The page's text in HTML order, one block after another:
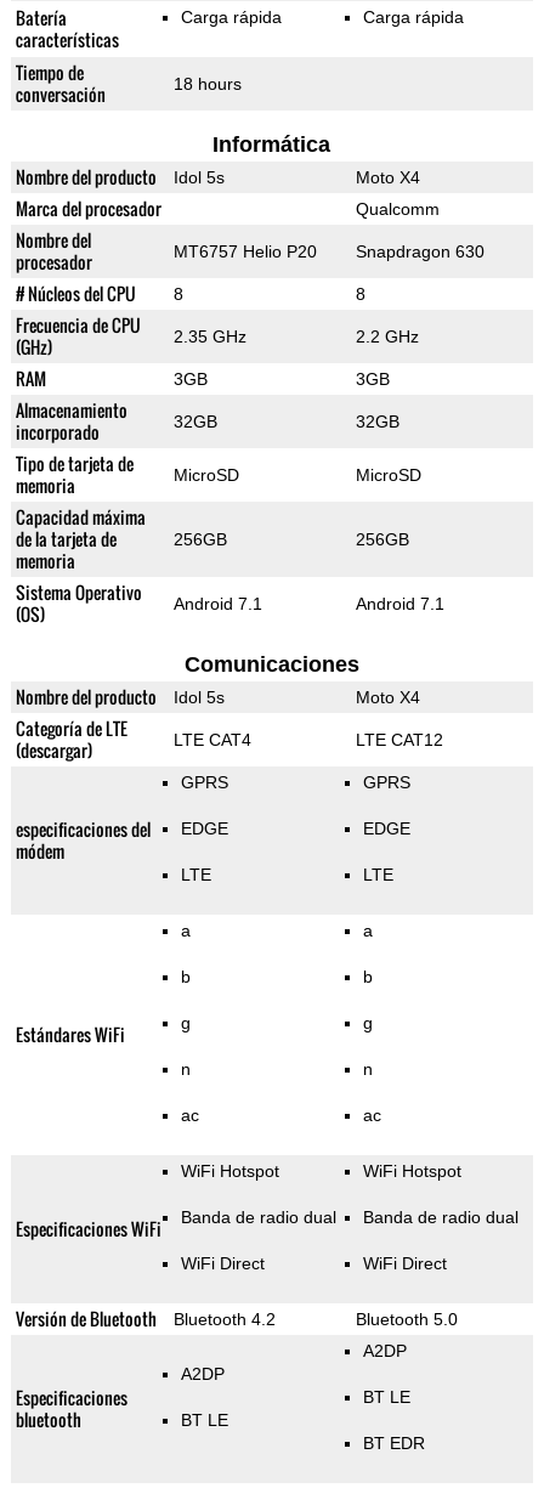
Batería
características
Carga rápida Carga rápida
Tiempo de
conversación
18 hours
Informática
Nombre del producto Idol 5s Moto X4
Marca del procesador Qualcomm
Nombre del
procesador
MT6757 Helio P20 Snapdragon 630
# Núcleos del CPU 8 8
Frecuencia de CPU
(GHz)
2.35 GHz 2.2 GHz
RAM 3GB 3GB
Almacenamiento
incorporado
32GB 32GB
Tipo de tarjeta de
memoria
MicroSD MicroSD
Capacidad máxima
de la tarjeta de
memoria
256GB 256GB
Sistema Operativo
(OS)
Android 7.1 Android 7.1
Comunicaciones
Nombre del producto Idol 5s Moto X4
Categoría de LTE
(descargar)
LTE CAT4 LTE CAT12
especificaciones del
módem
GPRS
EDGE
LTE
GPRS
EDGE
LTE
Estándares WiFi
a
b
g
n
ac
a
b
g
n
ac
Especificaciones WiFi
WiFi Hotspot
Banda de radio dual
WiFi Direct
WiFi Hotspot
Banda de radio dual
WiFi Direct
Versión de Bluetooth Bluetooth 4.2 Bluetooth 5.0
Especificaciones
bluetooth
A2DP
BT LE
A2DP
BT LE
BT EDR